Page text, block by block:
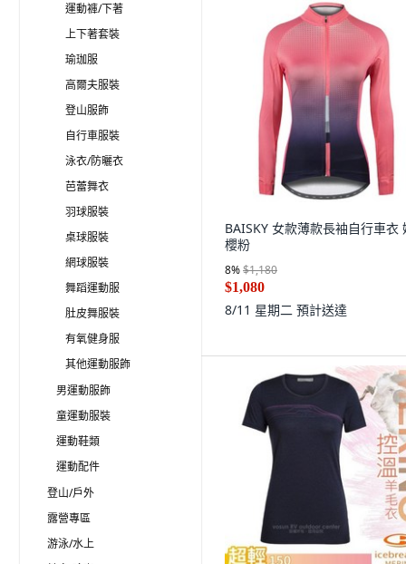
運動褲/下著
上下著套裝
瑜珈服
高爾夫服裝
登山服飾
自行車服裝
泳衣/防曬衣
芭蕾舞衣
羽球服裝
桌球服裝
網球服裝
舞蹈運動服
肚皮舞服裝
有氧健身服
其他運動服飾
男運動服飾
童運動服裝
運動鞋類
運動配件
登山/戶外
露營專區
游泳/水上
BAISKY 女款薄款長袖自行車衣
櫻粉
8%$1,180
$1,080
8/11 星期二 預計送達